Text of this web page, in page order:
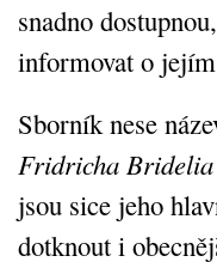
snadno
informovat o
Sborník nese
Fridricha Bridelia
jsou sice jeho
dotknout i